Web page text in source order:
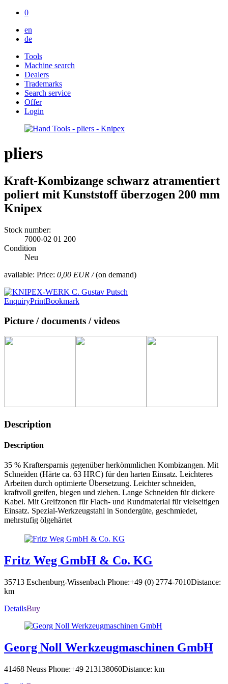
0
en
de
Tools
Machine search
Dealers
Trademarks
Search service
Offer
Login
pliers
Kraft-Kombizange schwarz atramentiert
poliert mit Kunststoff überzogen 200 mm
Knipex
Stock number:
7000-02 01 200
Condition
Neu
available: Price: 0,00 EUR /(on demand)
EnquiryPrintBookmark
Picture / documents / videos
Description
Description
35 % Kraftersparnis gegenüber herkömmlichen Kombizangen. Mit
Schneiden (Härte ca. 63 HRC) für den harten Einsatz. Leichteres
Arbeiten durch optimierte Übersetzung. Leichter schneiden,
kraftvoll greifen, biegen und ziehen. Lange Schneiden für dickere
Kabel. Mit Greifzonen für Flach- und Rundmaterial für vielseitigen
Einsatz. Spezial-Werkzeugstahl in Sondergüte, geschmiedet,
mehrstufig ölgehärtet
Fritz Weg GmbH & Co. KG
35713 Eschenburg-Wissenbach Phone:+49 (0) 2774-7010Distance:
km
DetailsBuy
Georg Noll Werkzeugmaschinen GmbH
41468 Neuss Phone:+49 213138060Distance: km